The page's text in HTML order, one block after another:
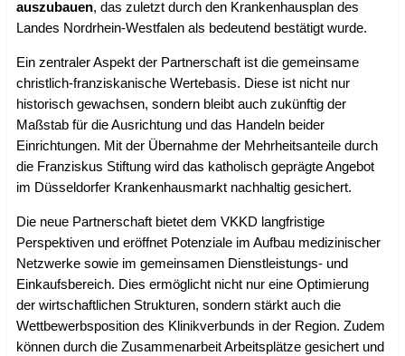
auszubauen, das zuletzt durch den Krankenhausplan des
Landes Nordrhein-Westfalen als bedeutend bestätigt wurde.
Ein zentraler Aspekt der Partnerschaft ist die gemeinsame
christlich-franziskanische Wertebasis. Diese ist nicht nur
historisch gewachsen, sondern bleibt auch zukünftig der
Maßstab für die Ausrichtung und das Handeln beider
Einrichtungen. Mit der Übernahme der Mehrheitsanteile durch
die Franziskus Stiftung wird das katholisch geprägte Angebot
im Düsseldorfer Krankenhausmarkt nachhaltig gesichert.
Die neue Partnerschaft bietet dem VKKD langfristige
Perspektiven und eröffnet Potenziale im Aufbau medizinischer
Netzwerke sowie im gemeinsamen Dienstleistungs- und
Einkaufsbereich. Dies ermöglicht nicht nur eine Optimierung
der wirtschaftlichen Strukturen, sondern stärkt auch die
Wettbewerbsposition des Klinikverbunds in der Region. Zudem
können durch die Zusammenarbeit Arbeitsplätze gesichert und